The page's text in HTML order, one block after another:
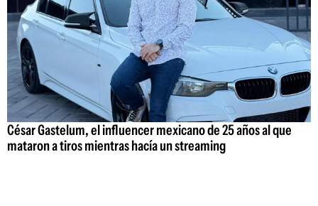
César Gastelum, el influencer mexicano de 25 años al que
mataron a tiros mientras hacía un streaming